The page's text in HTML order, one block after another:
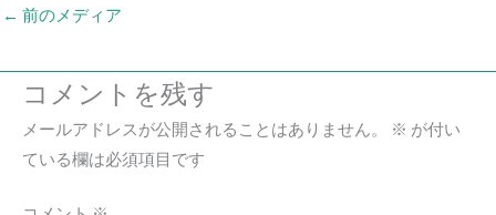
← 前のメディア
コメントを残す
メールアドレスが公開されることはありません。 ※ が付い
ている欄は必須項目です